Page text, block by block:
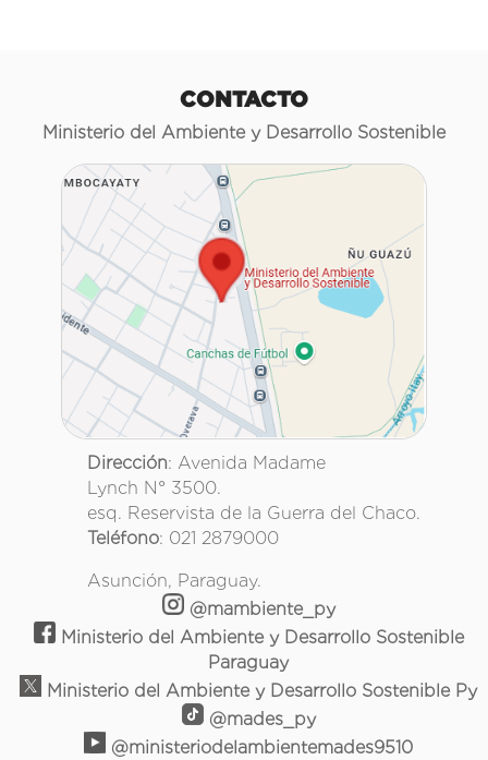
CONTACTO
Ministerio del Ambiente y Desarrollo Sostenible
Dirección: Avenida Madame
Lynch N° 3500.
esq. Reservista de la Guerra del Chaco.
Teléfono: 021 2879000
Asunción, Paraguay.
@mambiente_py
Ministerio del Ambiente y Desarrollo Sostenible
Paraguay
Ministerio del Ambiente y Desarrollo Sostenible Py
@mades_py
@ministeriodelambientemades9510